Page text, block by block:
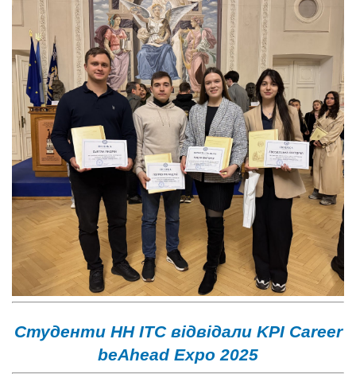
Студенти НН ІТС відвідали KPI Career
beAhead Expo 2025